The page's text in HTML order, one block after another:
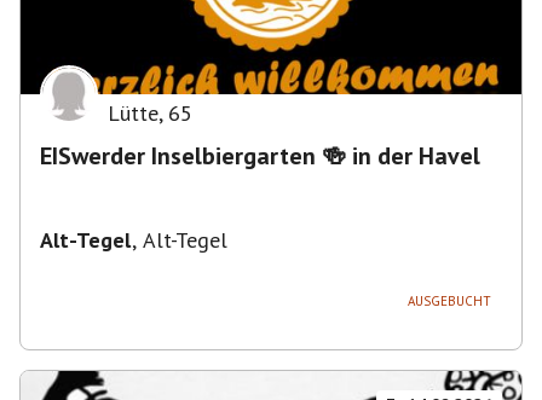
Lütte, 65
EISwerder Inselbiergarten 🍻 in der Havel
Alt-Tegel, Alt-Tegel
AUSGEBUCHT